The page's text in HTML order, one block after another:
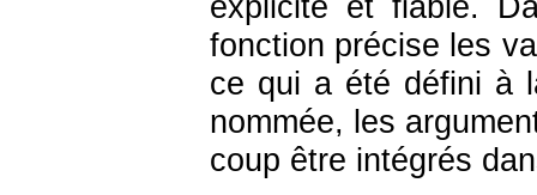
fonction précise les
ce qui a été défini à
nommée, les
coup être intégrés